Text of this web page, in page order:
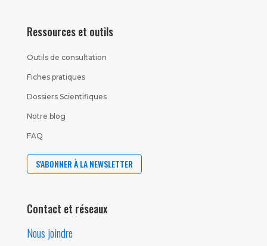
Ressources et outils
Outils de consultation
Fiches pratiques
Dossiers Scientifiques
Notre blog
FAQ
S'ABONNER À LA NEWSLETTER
Contact et réseaux
Nous joindre